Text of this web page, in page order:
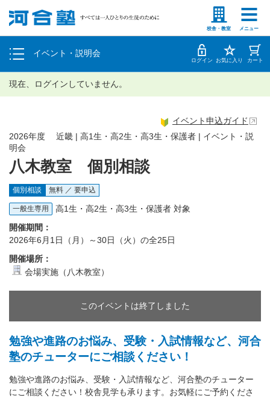
校舎・教室 メニュー
塾生の方 高等学校の先生
イベント・説明会
個別相談
体験授業 ログイン お気に入り カート
現在、ログインしていません。
八木教室 個別相談
2026年度 近畿 | 高1生・高2生・高3生・保護者 | イベント・説
明会
イベント申込ガイド
個別相談 無料 ／ 要申込
一般生専用
高1生・高2生・高3生・保護者 対象
開催期間：
2026年6月1日（月）～30日（火）の全25日
開催場所：
会場実施（八木教室）
このイベントは終了しました
勉強や進路のお悩み、受験・入試情報など、河合
塾のチューターにご相談ください！
勉強や進路のお悩み、受験・入試情報など、河合塾のチューター
にご相談ください！校舎見学も承ります。お気軽にご予約くださ